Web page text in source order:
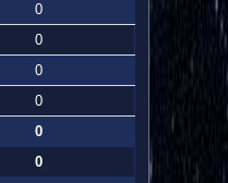
0
0
0
0
0
0